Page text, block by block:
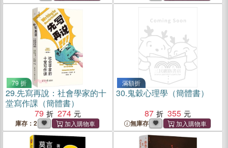
79 折
29.先寫再說：社會學家的十
堂寫作課（簡體書）
79
274
庫存：2
滿額折
30.鬼穀心理學（簡體書）
87
355
無庫存